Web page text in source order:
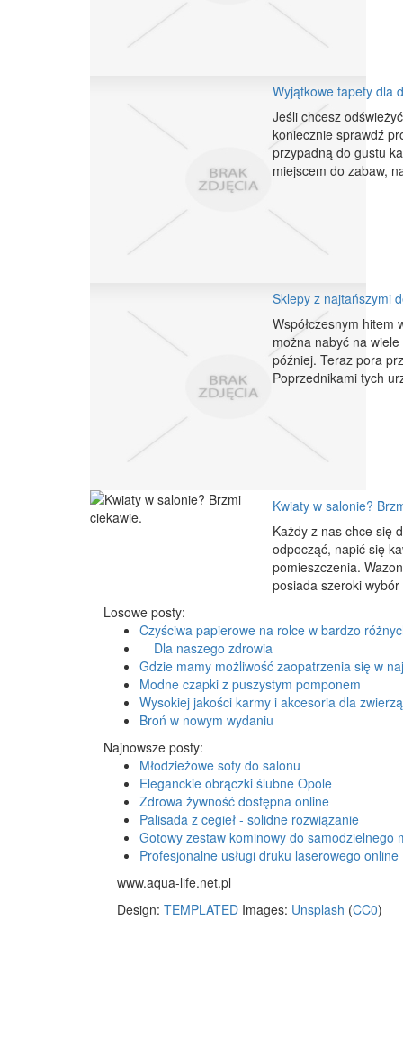
Wyjątkowe tapety dla
Jeśli chcesz
koniecznie sprawdź
przypadną do gustu
miejscem do zabaw,
Sklepy z najtańszymi
Współczesnym hitem
można nabyć na
później. Teraz pora
Poprzednikami tych
Kwiaty w salonie?
Każdy z nas chce się
odpocząć, napić się
pomieszczenia.
posiada szeroki
Losowe posty:
Czyściwa papierowe na rolce w bardzo
Dla naszego zdrowia
Gdzie mamy możliwość zaopatrzenia się w
Modne czapki z puszystym pomponem
Wysokiej jakości karmy i akcesoria dla
Broń w nowym wydaniu
Najnowsze posty:
Młodzieżowe sofy do salonu
Eleganckie obrączki ślubne Opole
Zdrowa żywność dostępna online
Palisada z cegieł - solidne rozwiązanie
Gotowy zestaw kominowy do samodzielnego
Profesjonalne usługi druku laserowego online
www.aqua-life.net.pl
Design: TEMPLATED Images: Unsplash (CC0)